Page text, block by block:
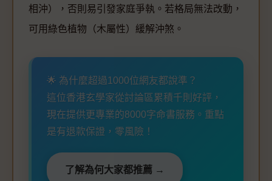
相沖），否則易引發家庭爭執。若格局無法改動，
可用綠色植物（木屬性）緩解沖煞。
🌟 為什麼超過1000位網友都說準？
這位香港玄學家從討論區累積千則好評，
現在提供更專業的8000字命書服務。重點
是有退款保證，零風險！
了解為何大家都推薦 →